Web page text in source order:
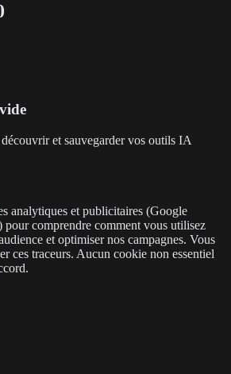
et sauvegarder vos outils IA
analytiques et publicitaires (Google
comprendre comment vous utilisez
et optimiser nos campagnes. Vous
ces traceurs. Aucun cookie non essentiel